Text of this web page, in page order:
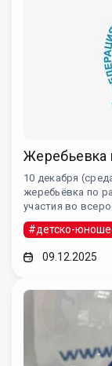
Жеребьевка
10 декабря
жеребьёвка по
участия во
#детско-
09.12.2025